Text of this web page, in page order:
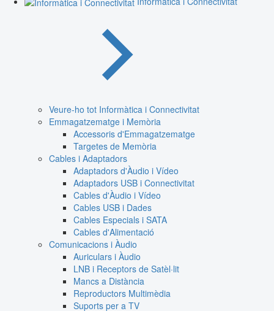
Veure-ho tot Informàtica i Connectivitat
Emmagatzematge i Memòria
Accessoris d'Emmagatzematge
Targetes de Memòria
Cables i Adaptadors
Adaptadors d'Àudio i Vídeo
Adaptadors USB i Connectivitat
Cables d'Àudio i Vídeo
Cables USB i Dades
Cables Especials i SATA
Cables d'Alimentació
Comunicacions i Àudio
Auriculars i Àudio
LNB i Receptors de Satèl·lit
Mancs a Distància
Reproductors Multimèdia
Suports per a TV